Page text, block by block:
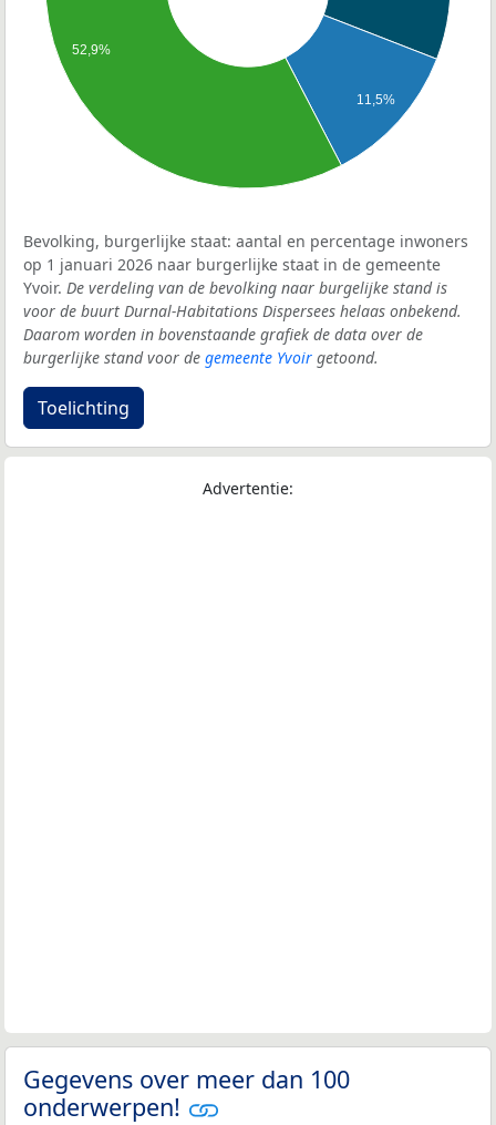
11,5%
52,9%
Bevolking, burgerlijke staat: aantal en percentage inwoners
op 1 januari 2026 naar burgerlijke staat in de gemeente
Yvoir. De verdeling van de bevolking naar burgelijke stand is
voor de buurt Durnal-Habitations Dispersees helaas onbekend.
Daarom worden in bovenstaande grafiek de data over de
burgerlijke stand voor de gemeente Yvoir getoond.
Toelichting
Advertentie:
Gegevens over meer dan 100
onderwerpen!